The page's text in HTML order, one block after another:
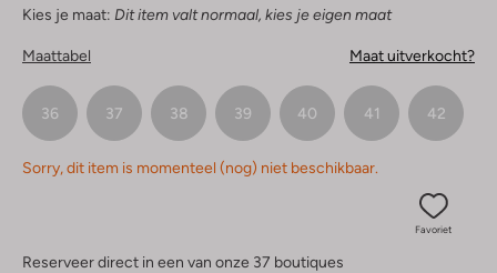
Kies je maat: Dit item valt normaal, kies je eigen maat
Maattabel Maat uitverkocht?
36 37 38 39 40 41 42
Sorry, dit item is momenteel (nog) niet beschikbaar.
Favoriet
Reserveer direct in een van onze 37 boutiques